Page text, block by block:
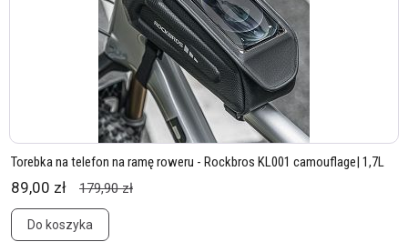
Torebka na telefon na ramę roweru - Rockbros KL001 camouflage| 1,7L
89,00 zł 179,90 zł
Do koszyka